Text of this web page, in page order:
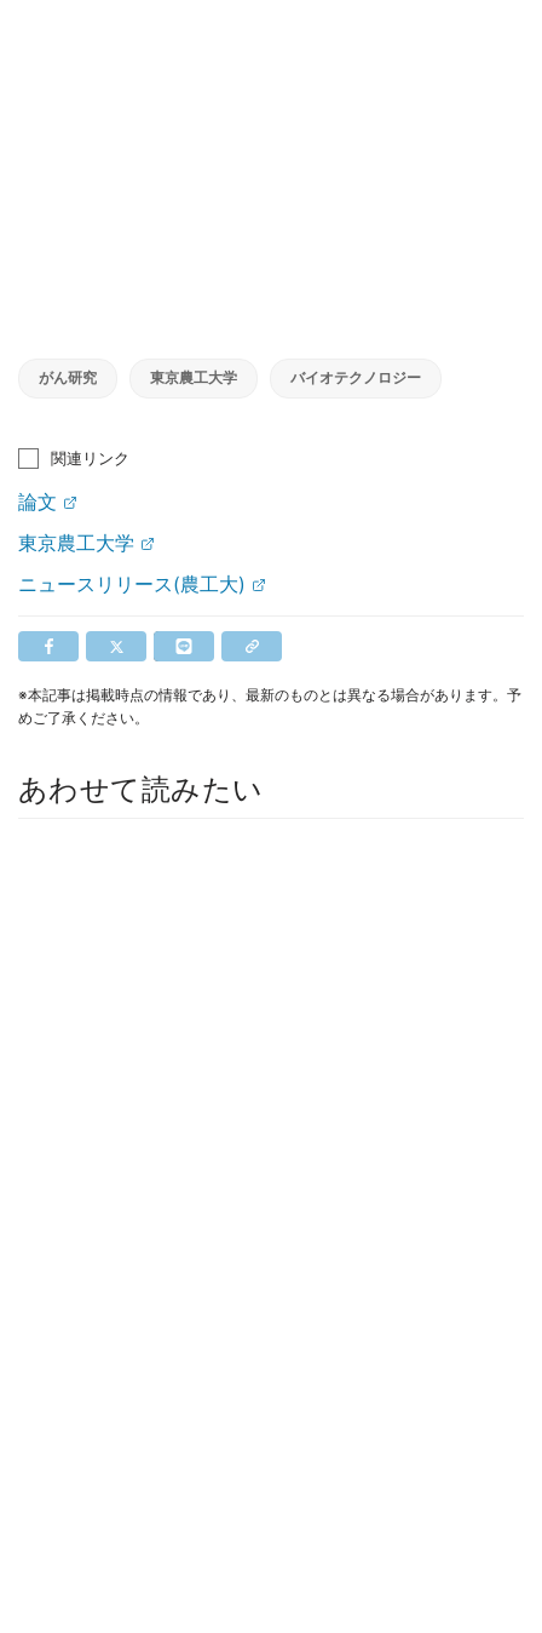
がん研究 東京農工大学 バイオテクノロジー
関連リンク
論文
東京農工大学
ニュースリリース(農工大)
※本記事は掲載時点の情報であり、最新のものとは異なる場合があります。予
めご了承ください。
あわせて読みたい